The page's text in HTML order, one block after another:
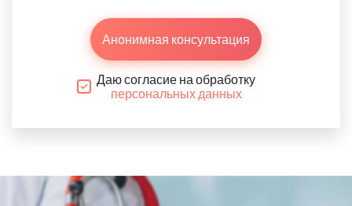
Анонимная консультация
Даю согласие на обработку
персональных данных